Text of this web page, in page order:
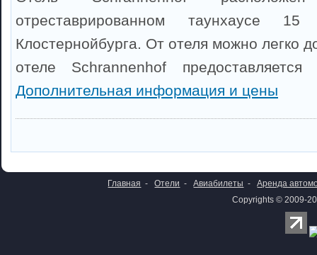
отреставрированном таунхаусе
Клостернойбурга. От отеля можно легко
отеле Schrannenhof
Дополнительная информация и цены
Главная - Отели - Авиабилеты -
Аренда
Copyrights © 2009-